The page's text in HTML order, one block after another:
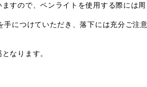
すので、ペンライトを使用する際には周
につけていただき、落下には充分ご注
なります。